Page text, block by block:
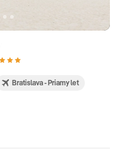
Bratislava - Priamy let